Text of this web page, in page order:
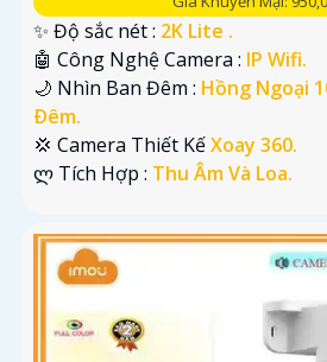
✨ Độ sắc nét : 2K Lite .
🤖️ Công Nghệ Camera : IP Wifi.
🌙 Nhìn Ban Đêm : Hồng Ngoại
Ðêm.
💢 Camera Thiết KếXoay 360.
️ლ Tích Hợp : Thu Âm Và Loa.